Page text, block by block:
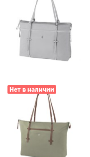
Нет в наличии